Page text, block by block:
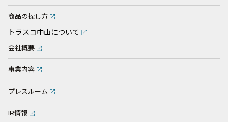
商品の探し方
トラスコ中山について
会社概要
事業内容
プレスルーム
IR情報